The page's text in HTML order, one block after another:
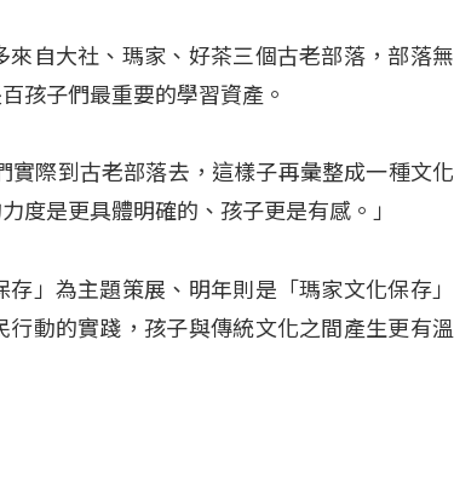
自大社、瑪家、好茶三個古老部落，部落無
孩子們最重要的學習資產。
際到古老部落去，這樣子再彙整成一種文化
度是更具體明確的、孩子更是有感。」
」為主題策展、明年則是「瑪家文化保存」
動的實踐，孩子與傳統文化之間產生更有溫